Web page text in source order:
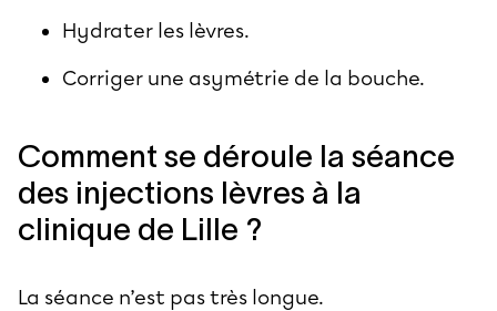
Hydrater les lèvres.
Corriger une asymétrie de la bouche.
Comment se déroule la séance
des injections lèvres à la
clinique de Lille ?
La séance n’est pas très longue.